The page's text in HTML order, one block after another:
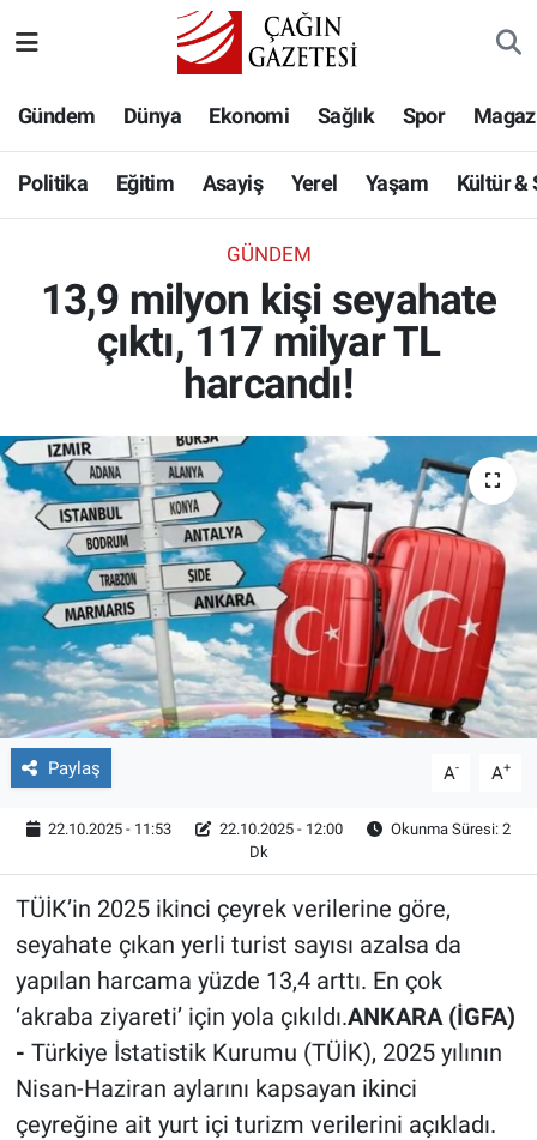
Gündem Dünya Ekonomi Sağlık Spor
Politika Eğitim Asayiş Yerel Yaşam Kültür &
GÜNDEM
13,9 milyon kişi seyahate
çıktı, 117 milyar TL
harcandı!
Paylaş A- A+
22.10.2025 - 11:53 22.10.2025 - 12:00
Okunma Süresi: 2
Dk
TÜİK’in 2025 ikinci çeyrek verilerine göre,
seyahate çıkan yerli turist sayısı azalsa da
yapılan harcama yüzde 13,4 arttı. En çok
‘akraba ziyareti’ için yola çıkıldı.ANKARA (İGFA)
- Türkiye İstatistik Kurumu (TÜİK), 2025 yılının
Nisan-Haziran aylarını kapsayan ikinci
çeyreğine ait yurt içi turizm verilerini açıkladı.
Eğitim
Asayiş
Yaşam
Kültür & Sanat
Bilim-Teknoloji
Köşe Yazıları
Röportaj
Video Galeri
Hava Durumu
Namaz Vakitleri
Süper Lig Puan Durumu ve Fikstür
Tüm Manşetler
Son Dakika Haberleri
Haber Arşivi